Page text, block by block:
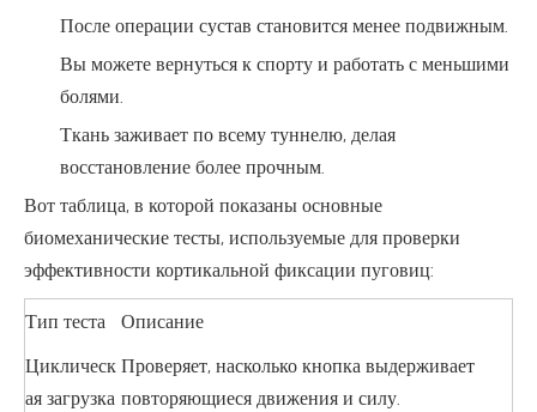
После операции сустав становится менее подвижным.
Вы можете вернуться к спорту и работать с меньшими
болями.
Ткань заживает по всему туннелю, делая
восстановление более прочным.
Вот таблица, в которой показаны основные
биомеханические тесты, используемые для проверки
эффективности кортикальной фиксации пуговиц:
Тип теста
Описание
Циклическ
ая загрузка
Проверяет, насколько кнопка выдерживает
повторяющиеся движения и силу.